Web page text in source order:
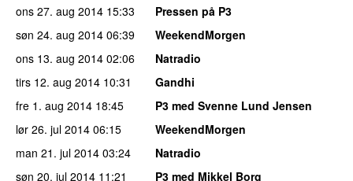
ons 27. aug 2014 15:33
Pressen på P3
søn 24. aug 2014 06:39
WeekendMorgen
ons 13. aug 2014 02:06
Natradio
tirs 12. aug 2014 10:31
Gandhi
fre 1. aug 2014 18:45
P3 med Svenne Lund Jensen
lør 26. jul 2014 06:15
WeekendMorgen
man 21. jul 2014 03:24
Natradio
søn 20. jul 2014 11:21
P3 med Mikkel Borg